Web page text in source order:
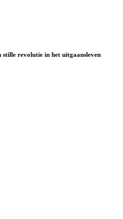
stille revolutie in het uitgaansleven